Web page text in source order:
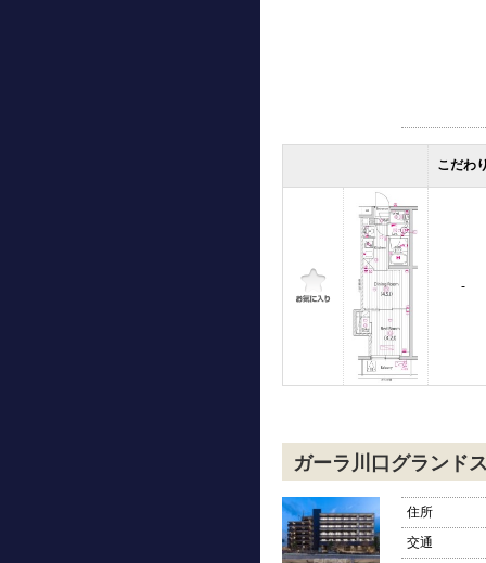
こだわ
-
ガーラ川口グランド
住所
交通